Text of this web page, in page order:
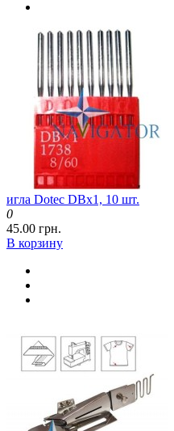
игла Dotec DBx1, 10 шт.
0
45.00 грн.
В корзину